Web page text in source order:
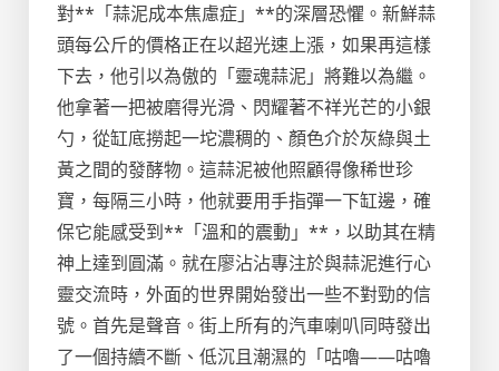
對**「蒜泥成本焦慮症」**的深層恐懼。新鮮蒜
頭每公斤的價格正在以超光速上漲，如果再這樣
下去，他引以為傲的「靈魂蒜泥」將難以為繼。
他拿著一把被磨得光滑、閃耀著不祥光芒的小銀
勺，從缸底撈起一坨濃稠的、顏色介於灰綠與土
黃之間的發酵物。這蒜泥被他照顧得像稀世珍
寶，每隔三小時，他就要用手指彈一下缸邊，確
保它能感受到**「溫和的震動」**，以助其在精
神上達到圓滿。就在廖沾沾專注於與蒜泥進行心
靈交流時，外面的世界開始發出一些不對勁的信
號。首先是聲音。街上所有的汽車喇叭同時發出
了一個持續不斷、低沉且潮濕的「咕嚕——咕嚕